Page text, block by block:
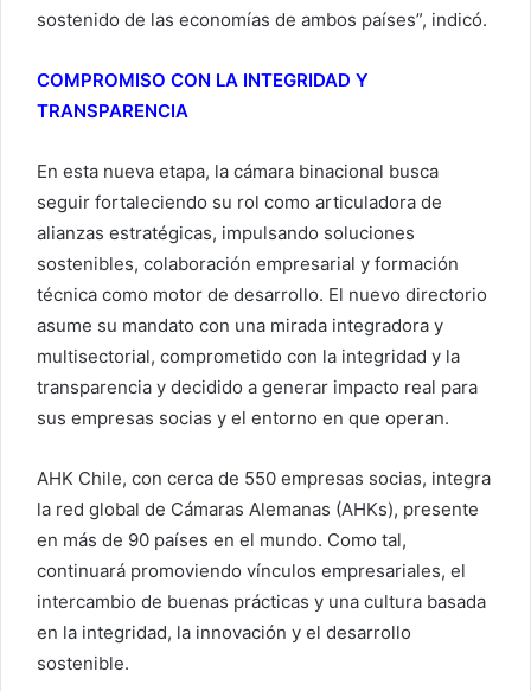
sostenido de las economías de ambos países”, indicó.
COMPROMISO CON LA INTEGRIDAD Y
TRANSPARENCIA
En esta nueva etapa, la cámara binacional busca
seguir fortaleciendo su rol como articuladora de
alianzas estratégicas, impulsando soluciones
sostenibles, colaboración empresarial y formación
técnica como motor de desarrollo. El nuevo directorio
asume su mandato con una mirada integradora y
multisectorial, comprometido con la integridad y la
transparencia y decidido a generar impacto real para
sus empresas socias y el entorno en que operan.
AHK Chile, con cerca de 550 empresas socias, integra
la red global de Cámaras Alemanas (AHKs), presente
en más de 90 países en el mundo. Como tal,
continuará promoviendo vínculos empresariales, el
intercambio de buenas prácticas y una cultura basada
en la integridad, la innovación y el desarrollo
sostenible.